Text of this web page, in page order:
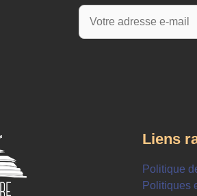
Liens
Politique
Politiques